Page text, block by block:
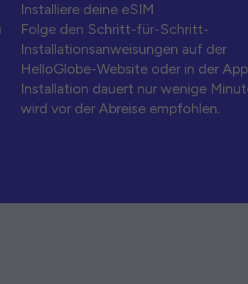
Installiere deine eSIM
Folge den Schritt-für-Schritt-
Installationsanweisungen auf der
HelloGlobe-Website oder in der
Installation dauert nur wenige
wird vor der Abreise empfohlen.